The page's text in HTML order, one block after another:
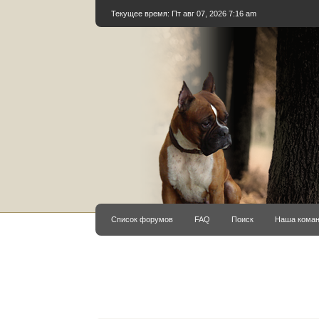
Текущее время: Пт авг 07, 2026 7:16 am
Список форумов FAQ Поиск Наша